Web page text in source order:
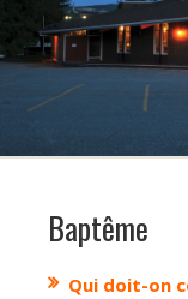
Baptême
Qui doit-on